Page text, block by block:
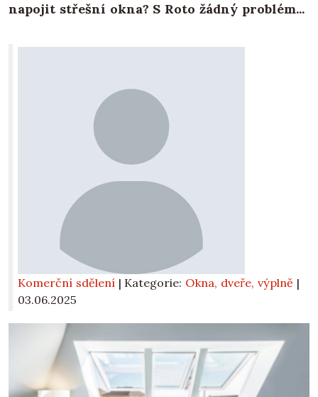
napojit střešní okna? S Roto žádný problém...
Komerční sdělení | Kategorie: Okna, dveře, výplně |
03.06.2025